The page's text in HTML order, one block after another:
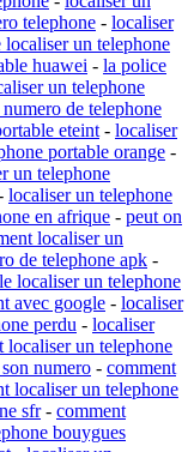
telephone - localiser
localiser un telephone
huawei - la police
un telephone
de telephone
eteint - localiser
portable orange -
un telephone
localiser un telephone
en afrique - peut on
localiser un
de telephone apk -
localiser un telephone
avec google - localiser
perdu - localiser
localiser un telephone
numero - comment
localiser un telephone
sfr- comment
bouygues